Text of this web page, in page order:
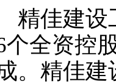
精佳建设
个全资控
。精佳